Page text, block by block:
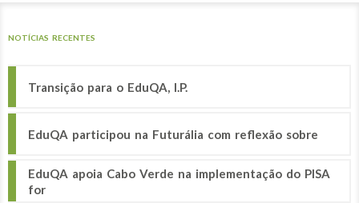
NOTÍCIAS RECENTES
Transição para o EduQA, I.P.
EduQA participou na Futurália com reflexão sobre
EduQA apoia Cabo Verde na implementação do PISA
for